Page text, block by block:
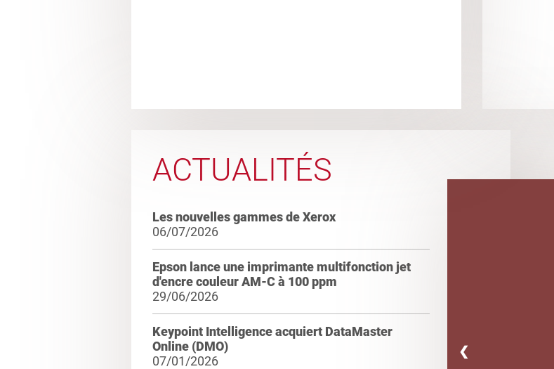
ACTUALITÉS
Les nouvelles gammes de Xerox
06/07/2026
Epson lance une imprimante multifonction jet
d'encre couleur AM-C à 100 ppm
29/06/2026
Keypoint Intelligence acquiert DataMaster
Online (DMO)
07/01/2026
❮